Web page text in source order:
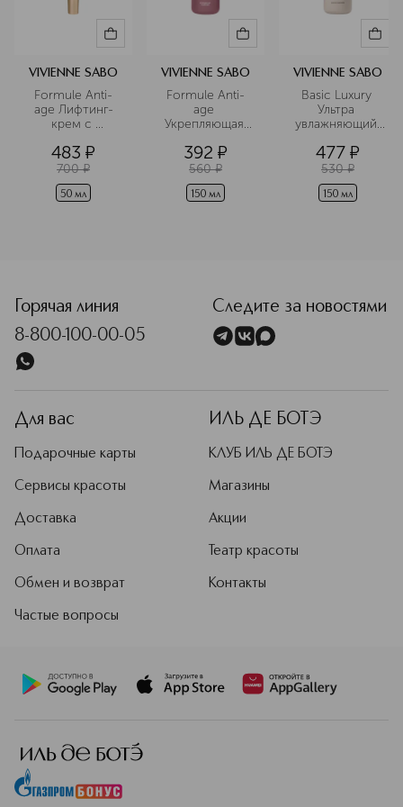
пространство, а творческая
лаборатория. Команда бренда
внимательно следит за трендами,
чтобы создавать продукты для
макияжа, которые останутся
актуальными надолго.
Подробнее
VIVIENNE SABO
Formule Anti-
age Лифтинг-
крем с
улитки
483 ¤
700 ¤
50 мл
VIVIENNE SABO
Formule Anti-
age
Укрепляющая
экстрактом
жемчуга
392 ¤
560 ¤
150 мл
VIVIENNE SABO
Basic Luxury
Ультра
увлажняющий
477 ¤
530 ¤
150 мл
Горячая линия
8-800-100-00-05
Следите за новостями
Для вас
Подарочные карты
Сервисы красоты
Доставка
Оплата
Обмен и возврат
Частые вопросы
ИЛЬ ДЕ БОТЭ
КЛУБ ИЛЬ ДЕ БОТЭ
Магазины
Акции
Театр красоты
Контакты